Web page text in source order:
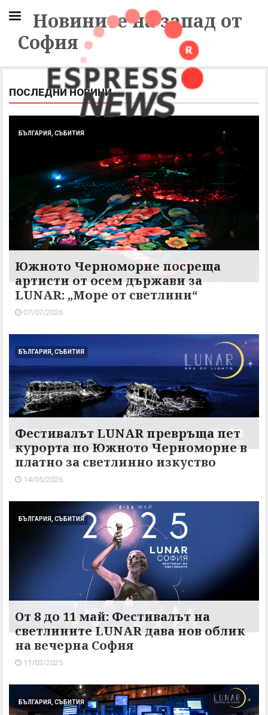
Новините на запад от
София
ПОСЛЕДНИ НОВИНИ
БЪЛГАРИЯ, СЪБИТИЯ
Южното Черноморие посреща
артисти от осем държави за
LUNAR: „Море от светлини“
07/07/2026
БЪЛГАРИЯ, СЪБИТИЯ
Фестивалът LUNAR превръща пет
курорта по Южното Черноморие в
платно за светлинно изкуство
14/05/2026
БЪЛГАРИЯ, СЪБИТИЯ
От 8 до 11 май: Фестивалът на
светлините LUNAR дава нов облик
на вечерна София
11/03/2025
БЪЛГАРИЯ, СЪБИТИЯ